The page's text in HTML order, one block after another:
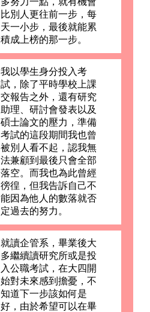
比別人更往前一步，每
天一小步，最後就能累
積成上榜的那一步。
我以學生身分投入考
試，除了平時學校上課
交報告之外，還有研究
助理、研討會發表以及
碩士論文的壓力，準備
考試的這段期間我也曾
被別人看不起，認我無
法兼顧到最後只會全部
落空。而我也為此曾經
徬徨，但我告訴自己不
能因為他人的數落就否
定過去的努力。
就讀企管系，畢業後大
多繼續讀研究所或是投
入公職考試，在大四開
始對未來感到擔憂，不
知道下一步該如何是
好，由於希望可以在畢